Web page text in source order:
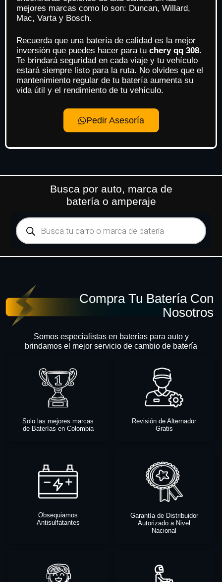
mejores marcas como lo son: Duncan, Willard,
Mac, Varta y Bosch.
Recuerda que una batería de calidad es la mejor
inversión que puedes hacer para tu chery qq 308.
Te brindará seguridad en cada viaje y tu vehículo
estará siempre listo para la ruta. No olvides que el
mantenimiento regular de tu batería aumenta su
vida útil y el rendimiento de tu vehículo.
Pedir Asesoría
Busca por auto, marca de
batería o amperaje
Compra Tu Batería Con
Nosotros
Somos especialistas en baterías para auto y
brindamos el mejor servicio de cambio de batería
Solo las mejores marcas
de Baterías en Colombia
Revisión de Alternador
Gratis
Obsequiamos
Antisulfatantes
Garantía de Distribuidor
Autorizado a Nivel
Nacional